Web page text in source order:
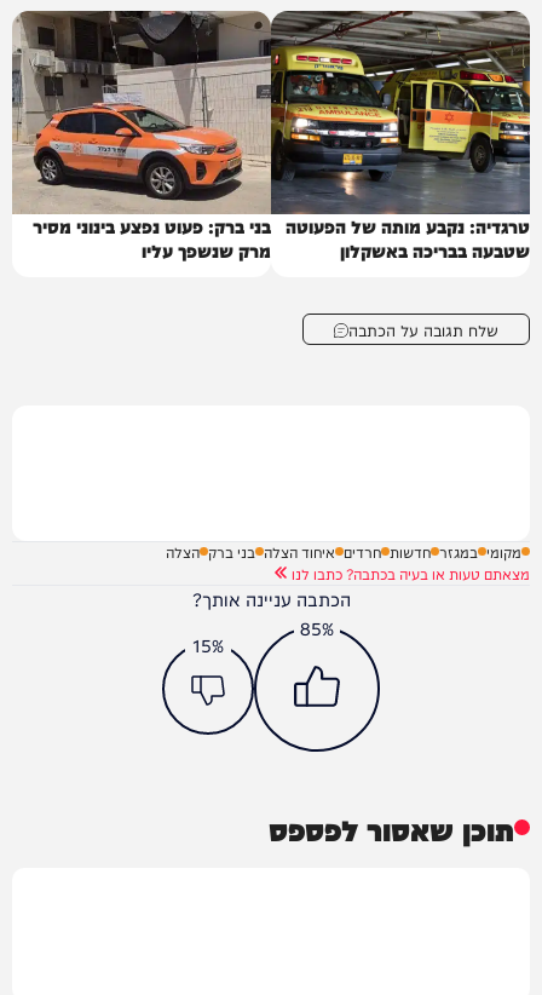
טרגדיה: נקבע מותה של הפעוטה
שטבעה בבריכה באשקלון
בני ברק: פעוט נפצע בינוני מסיר
מרק שנשפך עליו
שלח תגובה על הכתבה
מקומי במגזר חדשות חרדים איחוד הצלה בני ברק הצלה
מצאתם טעות או בעיה בכתבה? כתבו לנו
הכתבה עניינה אותך?
85%
15%
תוכן שאסור לפספס